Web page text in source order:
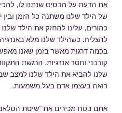
את הדעת על הבסיס שנתנו לו,
של הילד שלנו משתנה כל הזמן ובין
כהורים, עלינו להחזק את הילד שלנו
להצליח. כשהילד שלנו מלא
בכמה דרגות מאשר בזמן שאנו
קורבני וחסר אנרגיות. הרגשת
שלנו להביא את הילד שלנו למצב
רואה בעצמו אדם בעל משמעות.
אתם בטח מכירים את "שיטת